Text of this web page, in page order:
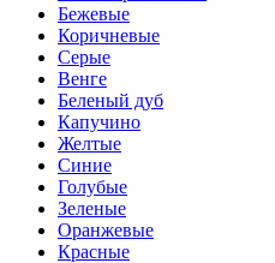
Бежевые
Коричневые
Серые
Венге
Беленый дуб
Капучино
Желтые
Синие
Голубые
Зеленые
Оранжевые
Красные